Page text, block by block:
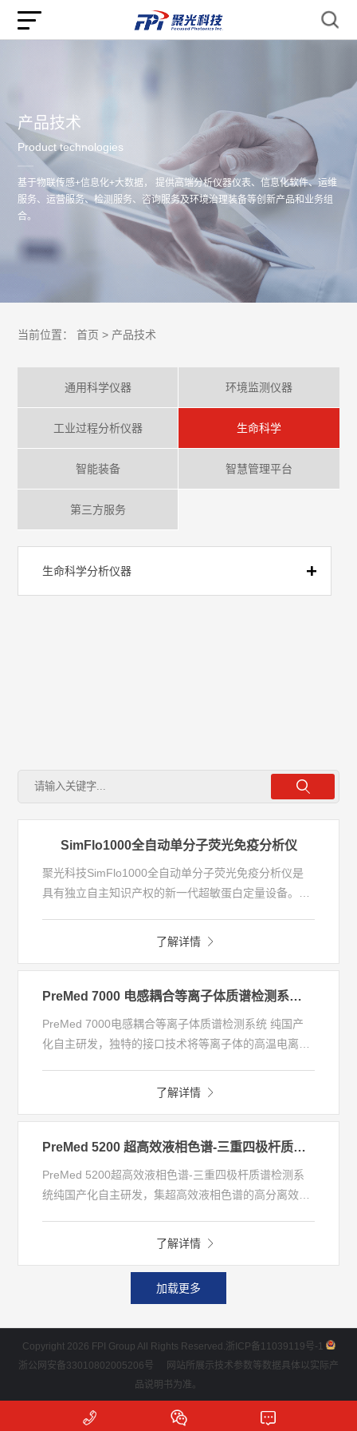
产品技术
Product technologies
基于物联传感+信息化+大数据， 提供高端分析仪器仪表、信息化软件、运维
服务、运营服务、检测服务、咨询服务及环境治理装备等创新产品和业务组
合。
当前位置： 首页 > 产品技术
通用科学仪器 环境监测仪器
工业过程分析仪器 生命科学
智能装备 智慧管理平台
第三方服务
生命科学分析仪器
SimFlo1000全自动单分子荧光免疫分析仪
聚光科技SimFlo1000全自动单分子荧光免疫分析仪是
具有独立自主知识产权的新一代超敏蛋白定量设备。和
产品采用创新的技术路线，可应用于神经系统疾病、肿
瘤和感染等领域的新型标志物发现和检测。
了解详情
PreMed 7000 电感耦合等离子体质谱检测系统 (ICP-MS)
PreMed 7000电感耦合等离子体质谱检测系统 纯国产
化自主研发，独特的接口技术将等离子体的高温电离特
健、疾病诊断、观察疗效提供可靠依据。
了解详情
PreMed 5200 超高效液相色谱-三重四极杆质谱检测系统 (LC-MS/MS)
PreMed 5200超高效液相色谱-三重四极杆质谱检测系
统纯国产化自主研发，集超高效液相色谱的高分离效率
氨基酸、维生素、外源性药物、激素等小分子有机物的
高灵敏度定性和定量分析。
了解详情
加载更多
Copyright 2026 FPI Group All Rights Reserved. 浙ICP备11039119号-1
浙公网安备33010802005206号
网站所展示技术参数等数据具体以实际产
品说明书为准。